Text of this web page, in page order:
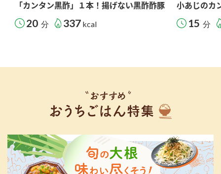
「カンタン黒酢」１本！揚げない黒酢酢豚
20 分 337 kcal
小あじのカ
15 分